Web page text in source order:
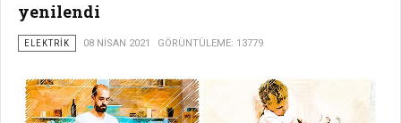
yenilendi
ELEKTRIK 08 NISAN 2021 GÖRÜNTÜLEME: 13779